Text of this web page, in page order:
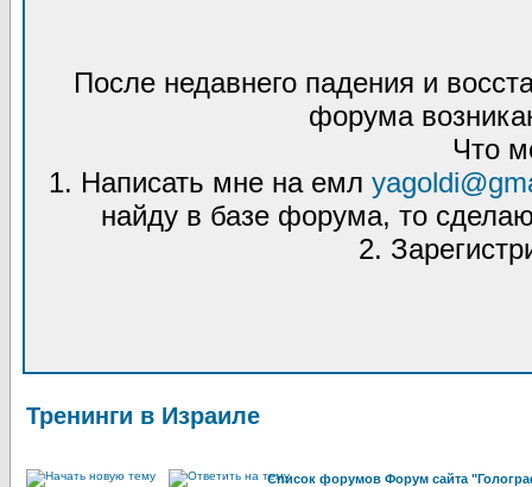
После недавнего падения и
форума
Что
1. Написать мне на емл
найду в базе форума, то
2.
Тренинги в Израиле
Список форумов Форум сайта